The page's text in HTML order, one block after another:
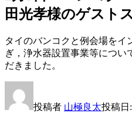
田光孝様のゲスト
タイのバンコクと例会場をイ
ぎ，浄水器設置事業等につい
だきました。
投稿者 山極良太投稿日: